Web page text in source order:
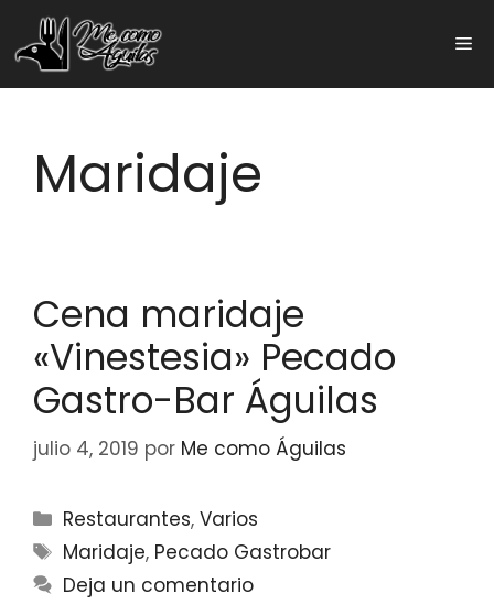
Saltar
contenido
Maridaje
Cena maridaje
«Vinestesia» Pecado
Gastro-Bar Águilas
julio 4, 2019 por Me como Águilas
Categorías
Restaurantes,Varios
Etiquetas
Maridaje, Pecado Gastrobar
Deja un comentario